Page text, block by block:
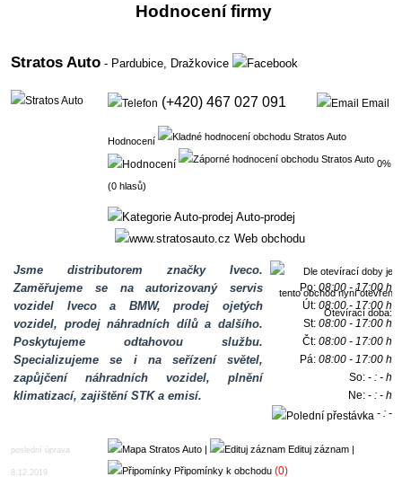
Hodnocení firmy
Stratos Auto - Pardubice, Dražkovice
(+420) 467 027 091 Email
Hodnocení
0%
(0 hlasů)
Auto-prodej
Web obchodu
Jsme distributorem značky Iveco.
Zaměřujeme se na autorizovaný servis
vozidel Iveco a BMW, prodej ojetých
vozidel, prodej náhradních dílů a dalšího.
Poskytujeme odtahovou službu.
Specializujeme se i na seřízení světel,
zapůjčení náhradních vozidel, plnění
klimatizací, zajištění STK a emisí.
Otevírací doba:
Po:08:00 - 17:00 h
Út:08:00 - 17:00 h
St:08:00 - 17:00 h
Čt:08:00 - 17:00 h
Pá:08:00 - 17:00 h
So:- : - h
Ne:- : - h
- : -
poslední úprava
8.12.2019
| Edituj záznam|
Připomínky k obchodu (0)